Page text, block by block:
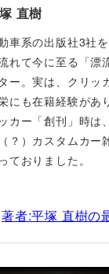
直樹
車系の出版社3社
れて今に至る「漂
ー。実は、クリッ
にも在籍経験があ
カー「創刊」時は
？）カスタムカー
ておりました。
著者:平塚 直樹の